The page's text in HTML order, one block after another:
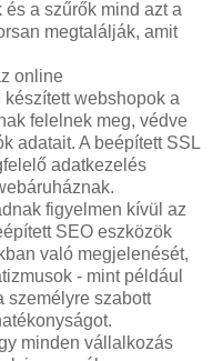
a szűrők mind azt a
megtalálják, amit
online
webshopok a
felelnek meg, védve
adatait. A beépített SSL
adatkezelés
figyelmen kívül az
SEO eszközök
való megjelenését,
- mint például
személyre szabott
minden vállalkozás